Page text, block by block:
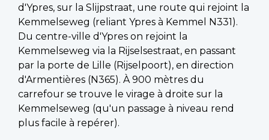
d'Ypres, sur la Slijpstraat, une route qui rejoint la
Kemmelseweg (reliant Ypres à Kemmel N331).
Du centre-ville d'Ypres on rejoint la
Kemmelseweg via la Rijselsestraat, en passant
par la porte de Lille (Rijselpoort), en direction
d'Armentières (N365). À 900 mètres du
carrefour se trouve le virage à droite sur la
Kemmelseweg (qu'un passage à niveau rend
plus facile à repérer).